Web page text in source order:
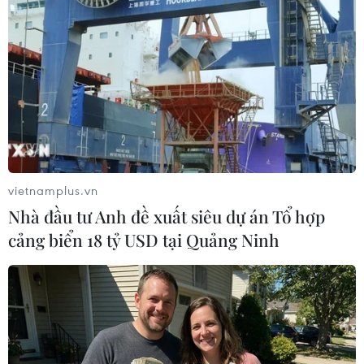
Bước phát triển mới
trong quan hệ giữa Việt Nam và Bờ
Biển Ngà
12/06/2023 15:06
Xem thêm
CƠ QUAN CHỦ QUẢN: THÔNG TẤN XÃ VIỆT NAM
Tổng Biên tập: TRẦN TIẾN DUẨN
Phó Tổng Biên tập: NGUYỄN THỊ TÁM, KHÚC THANH
THỦY
vietnamplus.vn
Nhà đầu tư Anh đề xuất siêu dự án Tổ hợp
cảng biển 18 tỷ USD tại Quảng Ninh